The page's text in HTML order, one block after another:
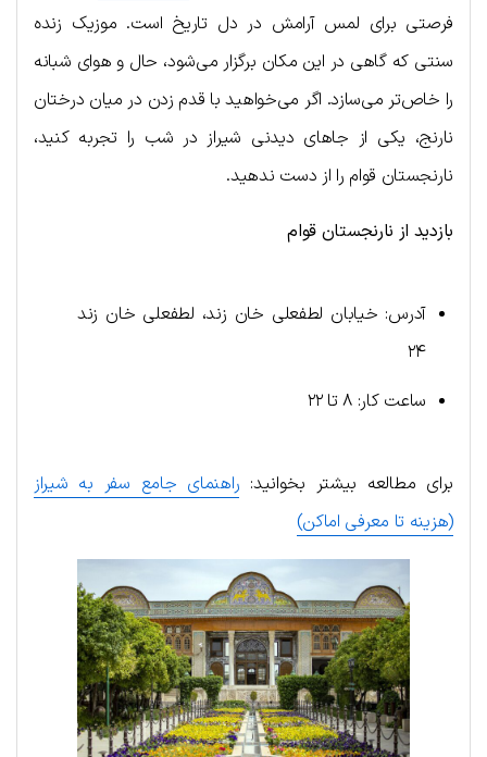
فرصتی برای لمس آرامش در دل تاریخ است. موزیک زنده
سنتی که گاهی در این مکان برگزار می‌شود، حال و هوای شبانه
را خاص‌تر می‌سازد. اگر می‌خواهید با قدم زدن در میان درختان
نارنج، یکی از جاهای دیدنی شیراز در شب را تجربه کنید،
نارنجستان قوام را از دست ندهید.
بازدید از نارنجستان قوام
آدرس: خیابان لطفعلی خان زند، لطفعلی خان زند
۲۴
ساعت کار: ۸ تا ۲۲
برای مطالعه بیشتر بخوانید: راهنمای جامع سفر به شیراز
(هزینه تا معرفی اماکن)